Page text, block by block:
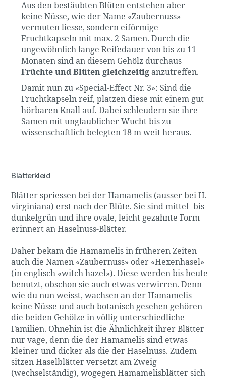
Aus den bestäubten Blüten entstehen aber
keine Nüsse, wie der Name «Zaubernuss»
vermuten liesse, sondern eiförmige
Fruchtkapseln mit max. 2 Samen. Durch die
ungewöhnlich lange Reifedauer von bis zu 11
Monaten sind an diesem Gehölz durchaus
Früchte und Blüten gleichzeitig anzutreffen.
Damit nun zu «Special-Effect Nr. 3»: Sind die
Fruchtkapseln reif, platzen diese mit einem gut
hörbaren Knall auf. Dabei schleudern sie ihre
Samen mit unglaublicher Wucht bis zu
wissenschaftlich belegten 18 m weit heraus.
Blätterkleid
Blätter spriessen bei der Hamamelis (ausser bei H.
virginiana) erst nach der Blüte. Sie sind mittel- bis
dunkelgrün und ihre ovale, leicht gezahnte Form
erinnert an Haselnuss-Blätter.
Daher bekam die Hamamelis in früheren Zeiten
auch die Namen «Zaubernuss» oder «Hexenhasel»
(in englisch «witch hazel»). Diese werden bis heute
benutzt, obschon sie auch etwas verwirren. Denn
wie du nun weisst, wachsen an der Hamamelis
keine Nüsse und auch botanisch gesehen gehören
die beiden Gehölze in völlig unterschiedliche
Familien. Ohnehin ist die Ähnlichkeit ihrer Blätter
nur vage, denn die der Hamamelis sind etwas
kleiner und dicker als die der Haselnuss. Zudem
sitzen Haselblätter versetzt am Zweig
(wechselständig), wogegen Hamamelisblätter sich